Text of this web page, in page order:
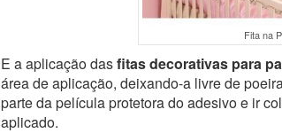
Fita na
E a aplicação dasfitas decorativas para
área de aplicação, deixando-a livre de
parte da película protetora do adesivo e ir
aplicado.